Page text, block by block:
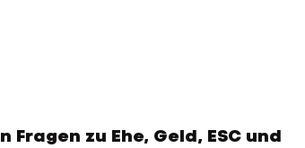
zu Ehe, Geld, ESC und